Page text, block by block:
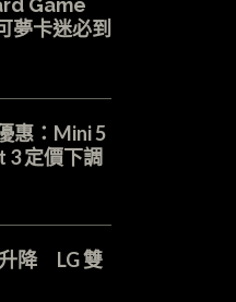
Game
卡迷必到
惠：Mini 5
3 定價下調
升降 LG 雙